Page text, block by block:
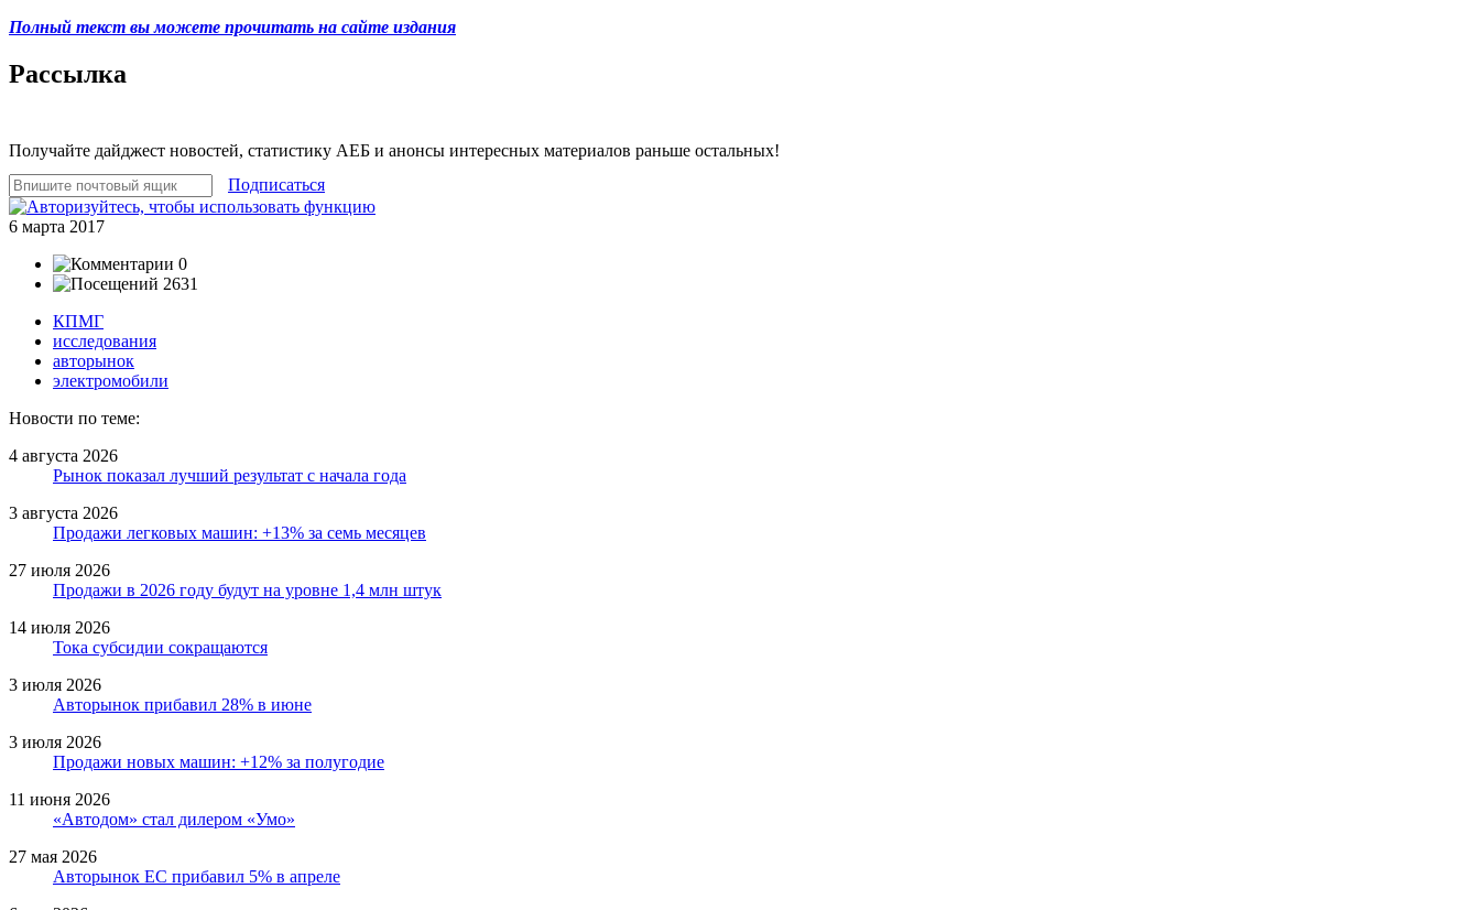
Полный текст вы можете прочитать на сайте издания
Рассылка
Получайте дайджест новостей, статистику АЕБ и анонсы интересных материалов раньше остальных!
Подписаться
6 марта 2017
0
2631
КПМГ
исследования
авторынок
электромобили
Новости по теме:
4 августа 2026
Рынок показал лучший результат с начала года
3 августа 2026
Продажи легковых машин: +13% за семь месяцев
27 июля 2026
Продажи в 2026 году будут на уровне 1,4 млн штук
14 июля 2026
Тока субсидии сокращаются
3 июля 2026
Авторынок прибавил 28% в июне
3 июля 2026
Продажи новых машин: +12% за полугодие
11 июня 2026
«Автодом» стал дилером «Умо»
27 мая 2026
Авторынок ЕС прибавил 5% в апреле